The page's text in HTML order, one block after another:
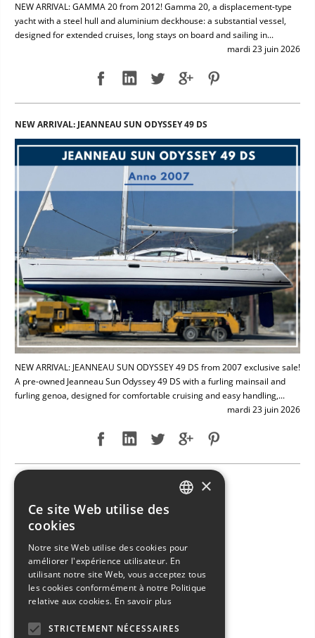
NEW ARRIVAL: GAMMA 20 from 2012! Gamma 20, a displacement-type
yacht with a steel hull and aluminium deckhouse: a substantial vessel,
designed for extended cruises, long stays on board and sailing in...
mardi 23 juin 2026
NEW ARRIVAL: JEANNEAU SUN ODYSSEY 49 DS
NEW ARRIVAL: JEANNEAU SUN ODYSSEY 49 DS from 2007 exclusive sale!
A pre-owned Jeanneau Sun Odyssey 49 DS with a furling mainsail and
furling genoa, designed for comfortable cruising and easy handling,...
mardi 23 juin 2026
GERMAN
×
Ce site Web utilise des
cookies
Notre site Web utilise des cookies pour
améliorer l'expérience utilisateur. En
utilisant notre site Web, vous acceptez tous
les cookies conformément à notre Politique
relative aux cookies. En savoir plus
STRICTEMENT NÉCESSAIRES